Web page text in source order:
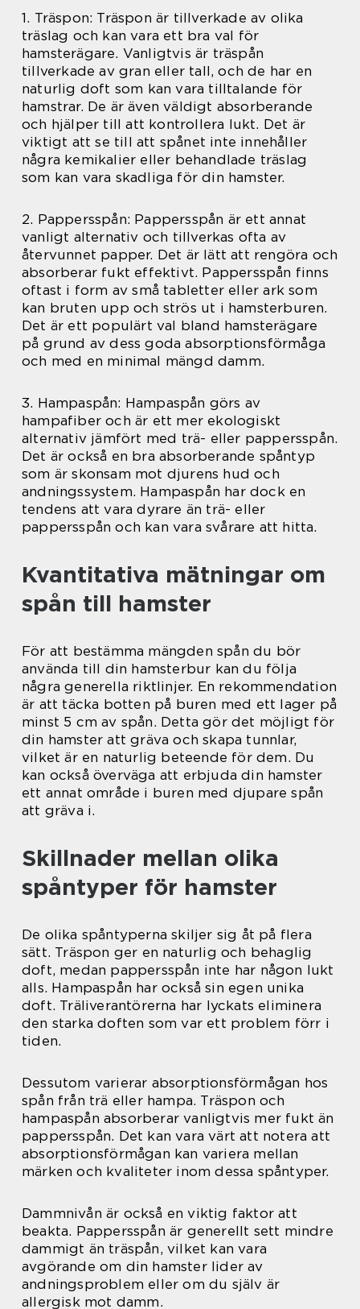
1. Träspon: Träspon är tillverkade av olika
träslag och kan vara ett bra val för
hamsterägare. Vanligtvis är träspån
tillverkade av gran eller tall, och de har en
naturlig doft som kan vara tilltalande för
hamstrar. De är även väldigt absorberande
och hjälper till att kontrollera lukt. Det är
viktigt att se till att spånet inte innehåller
några kemikalier eller behandlade träslag
som kan vara skadliga för din hamster.
2. Pappersspån: Pappersspån är ett annat
vanligt alternativ och tillverkas ofta av
återvunnet papper. Det är lätt att rengöra och
absorberar fukt effektivt. Pappersspån finns
oftast i form av små tabletter eller ark som
kan bruten upp och strös ut i hamsterburen.
Det är ett populärt val bland hamsterägare
på grund av dess goda absorptionsförmåga
och med en minimal mängd damm.
3. Hampaspån: Hampaspån görs av
hampafiber och är ett mer ekologiskt
alternativ jämfört med trä- eller pappersspån.
Det är också en bra absorberande spåntyp
som är skonsam mot djurens hud och
andningssystem. Hampaspån har dock en
tendens att vara dyrare än trä- eller
pappersspån och kan vara svårare att hitta.
Kvantitativa mätningar om
spån till hamster
För att bestämma mängden spån du bör
använda till din hamsterbur kan du följa
några generella riktlinjer. En rekommendation
är att täcka botten på buren med ett lager på
minst 5 cm av spån. Detta gör det möjligt för
din hamster att gräva och skapa tunnlar,
vilket är en naturlig beteende för dem. Du
kan också överväga att erbjuda din hamster
ett annat område i buren med djupare spån
att gräva i.
Skillnader mellan olika
spåntyper för hamster
De olika spåntyperna skiljer sig åt på flera
sätt. Träspon ger en naturlig och behaglig
doft, medan pappersspån inte har någon lukt
alls. Hampaspån har också sin egen unika
doft. Träliverantörerna har lyckats eliminera
den starka doften som var ett problem förr i
tiden.
Dessutom varierar absorptionsförmågan hos
spån från trä eller hampa. Träspon och
hampaspån absorberar vanligtvis mer fukt än
pappersspån. Det kan vara värt att notera att
absorptionsförmågan kan variera mellan
märken och kvaliteter inom dessa spåntyper.
Dammnivån är också en viktig faktor att
beakta. Pappersspån är generellt sett mindre
dammigt än träspån, vilket kan vara
avgörande om din hamster lider av
andningsproblem eller om du själv är
allergisk mot damm.